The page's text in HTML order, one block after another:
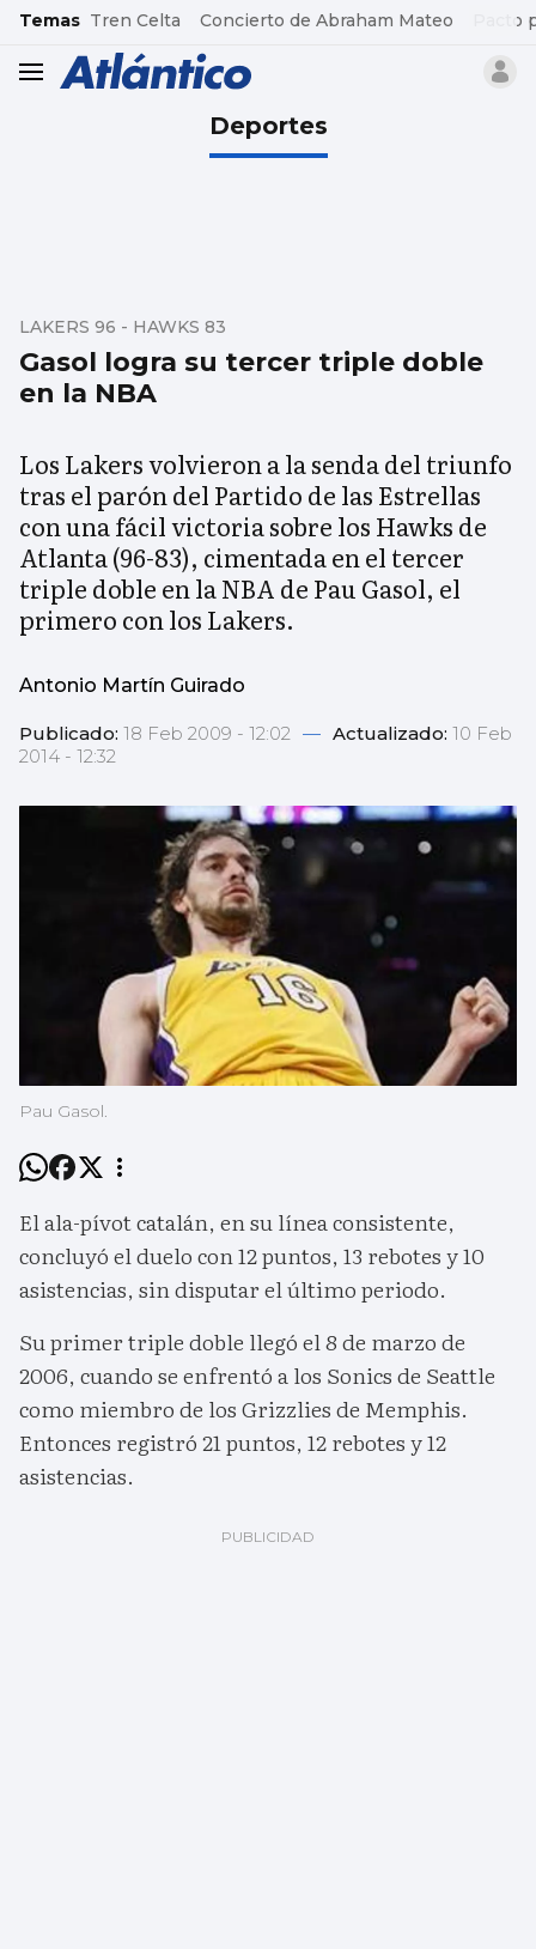
common.go-to-content
Temas Tren Celta Concierto de Abraham Mateo Pacto
header.menu.open
Deportes
Gasol logra su tercer triple doble
en la NBA
LAKERS 96 - HAWKS 83
Los Lakers volvieron a la senda del triunfo
tras el parón del Partido de las Estrellas
con una fácil victoria sobre los Hawks de
Atlanta (96-83), cimentada en el tercer
triple doble en la NBA de Pau Gasol, el
primero con los Lakers.
Antonio Martín Guirado
Publicado: 18 Feb 2009 - 12:02 — Actualizado: 10 Feb
2014 - 12:32
Pau Gasol.
El ala-pívot catalán, en su línea consistente,
concluyó el duelo con 12 puntos, 13 rebotes y 10
asistencias, sin disputar el último periodo.
Su primer triple doble llegó el 8 de marzo de
2006, cuando se enfrentó a los Sonics de Seattle
como miembro de los Grizzlies de Memphis.
Entonces registró 21 puntos, 12 rebotes y 12
asistencias.